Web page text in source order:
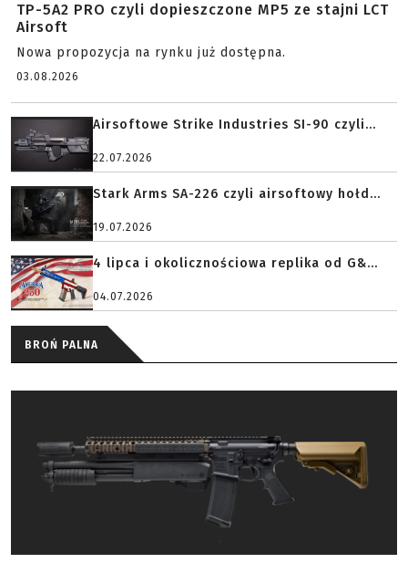
TP-5A2 PRO czyli dopieszczone MP5 ze stajni LCT
Airsoft
Nowa propozycja na rynku już dostępna.
03.08.2026
Airsoftowe Strike Industries SI-90 czyli...
22.07.2026
Stark Arms SA-226 czyli airsoftowy hołd...
19.07.2026
4 lipca i okolicznościowa replika od G&...
04.07.2026
BROŃ PALNA